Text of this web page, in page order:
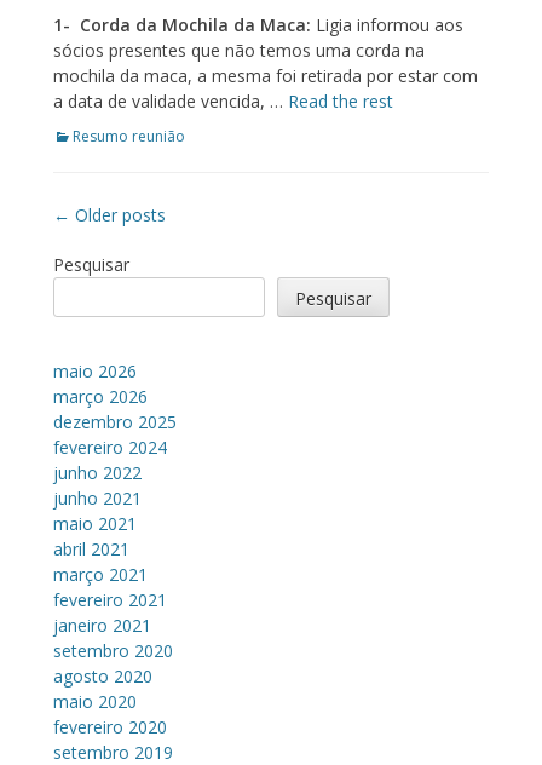
1- Corda da Mochila da Maca: Ligia informou aos
sócios presentes que não temos uma corda na
mochila da maca, a mesma foi retirada por estar com
a data de validade vencida, … Read the rest
Categories
Resumo reunião
Post
← Older posts
Pesquisar
Pesquisar
maio 2026
março 2026
dezembro 2025
fevereiro 2024
junho 2022
junho 2021
maio 2021
abril 2021
março 2021
fevereiro 2021
janeiro 2021
setembro 2020
agosto 2020
maio 2020
fevereiro 2020
setembro 2019